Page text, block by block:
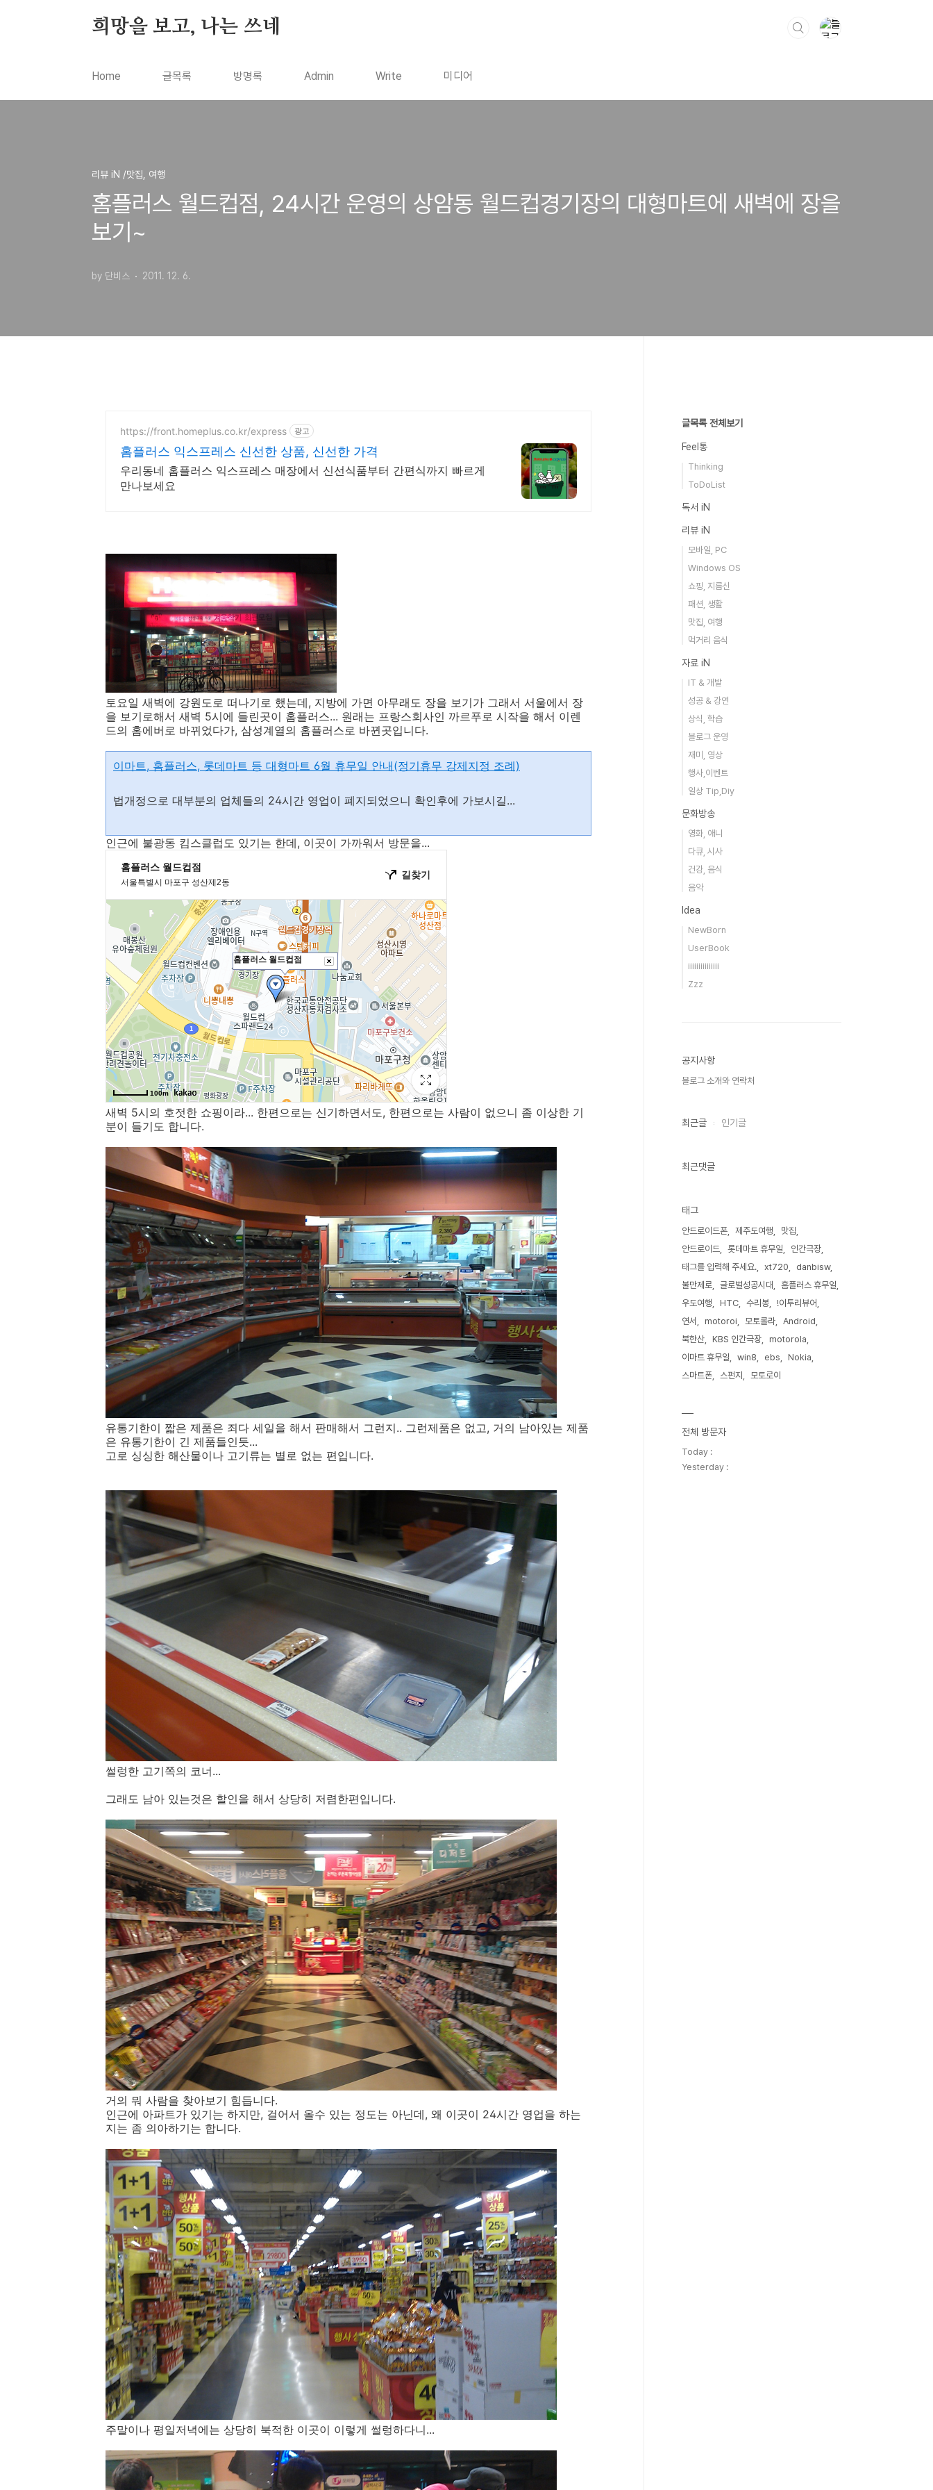
희망을 보고, 나는 쓰네
Home 글목록 방명록 Admin Write 미디어
리뷰 iN /맛집, 여행
홈플러스 월드컵점, 24시간 운영의 상암동 월드컵경기장의 대형마트에 새벽에 장을
보기~
by 단비스 2011. 12. 6.
https://front.homeplus.co.kr/express 광고
홈플러스 익스프레스 신선한 상품, 신선한 가격
우리동네 홈플러스 익스프레스 매장에서 신선식품부터 간편식까지 빠르게
만나보세요
토요일 새벽에 강원도로 떠나기로 했는데, 지방에 가면 아무래도 장을 보기가 그래서 서울에서 장
을 보기로해서 새벽 5시에 들린곳이 홈플러스... 원래는 프랑스회사인 까르푸로 시작을 해서 이렌
드의 홈에버로 바뀌었다가, 삼성계열의 홈플러스로 바뀐곳입니다.
이마트, 홈플러스, 롯데마트 등 대형마트 6월 휴무일 안내(정기휴무 강제지정 조례)
법개정으로 대부분의 업체들의 24시간 영업이 폐지되었으니 확인후에 가보시길...
인근에 불광동 킴스클럽도 있기는 한데, 이곳이 가까워서 방문을...
새벽 5시의 호젓한 쇼핑이라... 한편으로는 신기하면서도, 한편으로는 사람이 없으니 좀 이상한 기
분이 들기도 합니다.
유통기한이 짧은 제품은 죄다 세일을 해서 판매해서 그런지.. 그런제품은 없고, 거의 남아있는 제품
은 유통기한이 긴 제품들인듯...
고로 싱싱한 해산물이나 고기류는 별로 없는 편입니다.
썰렁한 고기쪽의 코너...
그래도 남아 있는것은 할인을 해서 상당히 저렴한편입니다.
거의 뭐 사람을 찾아보기 힘듭니다.
인근에 아파트가 있기는 하지만, 걸어서 올수 있는 정도는 아닌데, 왜 이곳이 24시간 영업을 하는
지는 좀 의아하기는 합니다.
주말이나 평일저녁에는 상당히 북적한 이곳이 이렇게 썰렁하다니...
글목록 전체보기
Feel통
Thinking
ToDoList
독서 iN
리뷰 iN
모바일, PC
Windows OS
쇼핑, 지름신
패션, 생활
맛집, 여행
먹거리 음식
자료 iN
IT & 개발
성공 & 강연
상식, 학습
블로그 운영
재미, 영상
행사,이벤트
일상 Tip,Diy
문화방송
영화, 애니
다큐, 시사
건강, 음식
음악
Idea
NewBorn
UserBook
iiiiiiiiiiiiiii
Zzz
공지사항
블로그 소개와 연락처
최근글 인기글
최근댓글
태그
안드로이드폰 제주도여행
맛집
안드로이드
롯데마트 휴무일
인간극장
태그를 입력해 주세요.
xt720
danbisw
불만제로
글로벌성공시대
홈플러스 휴무일
우도여행
HTC 수리봉
!이투리뷰어
연서
motoroi 모토롤라
Android
북한산
KBS 인간극장
motorola
이마트 휴무일
win8 ebs
Nokia
스마트폰
스펀지 모토로이
전체 방문자
Today :
Yesterday :